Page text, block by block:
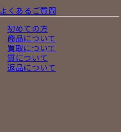
よくあるご質問
初めての方
商品について
買取について
質について
返品について